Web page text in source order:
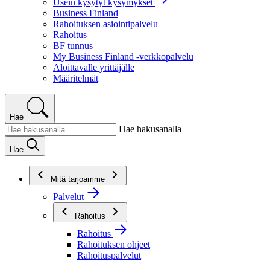
Usein kysytyt kysymykset
Business Finland
Rahoituksen asiointipalvelu
Rahoitus
BF tunnus
My Business Finland -verkkopalvelu
Aloittavalle yrittäjälle
Määritelmät
Hae
Hae hakusanalla
Hae
Mitä tarjoamme
Palvelut
Rahoitus
Rahoitus
Rahoituksen ohjeet
Rahoituspalvelut